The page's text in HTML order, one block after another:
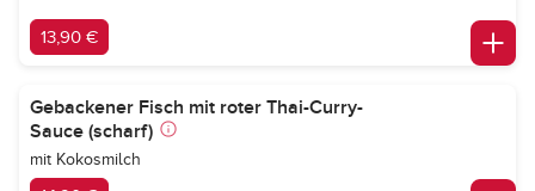
13,90 €
Gebackener Fisch mit roter Thai-Curry-
Sauce (scharf)
mit Kokosmilch